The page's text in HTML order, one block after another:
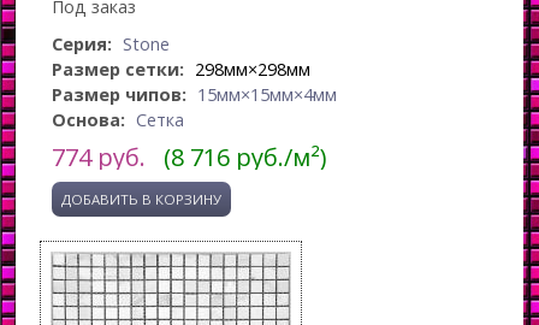
Под заказ
Серия: Stone
Размер сетки: 298мм×298мм
Размер чипов: 15мм×15мм×4мм
Основа: Сетка
774руб. (8 716 руб./м²)